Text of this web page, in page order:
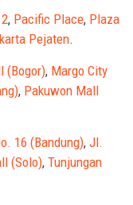
, Pacific Place, Plaza
Pejaten.
(Bogor), Margo City
, Pakuwon Mall
16 (Bandung), Jl.
(Solo), Tunjungan